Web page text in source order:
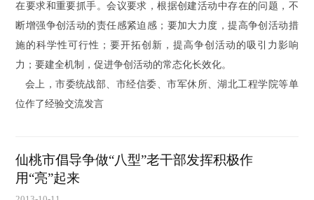
在要求和重要抓手。会议要求，根据创建活动中存在的问题，不
断增强争创活动的责任感紧迫感；要加大力度，提高争创活动措
施的科学性可行性；要开拓创新，提高争创活动的吸引力影响
力；要建全机制，促进争创活动的常态化长效化。
会上，市委统战部、市经信委、市军休所、湖北工程学院等单
位作了经验交流发言
仙桃市倡导争做“八型”老干部发挥积极作
用“亮”起来